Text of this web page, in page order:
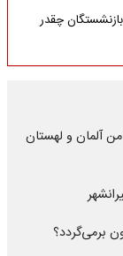
چقدر
آلمان و لهستان
برمی‌گردد؟